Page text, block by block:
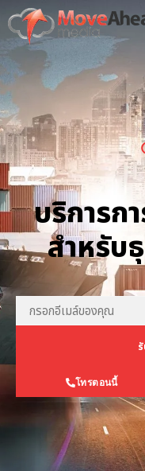
บริการก
สำหรับ
โทรตอนนี้